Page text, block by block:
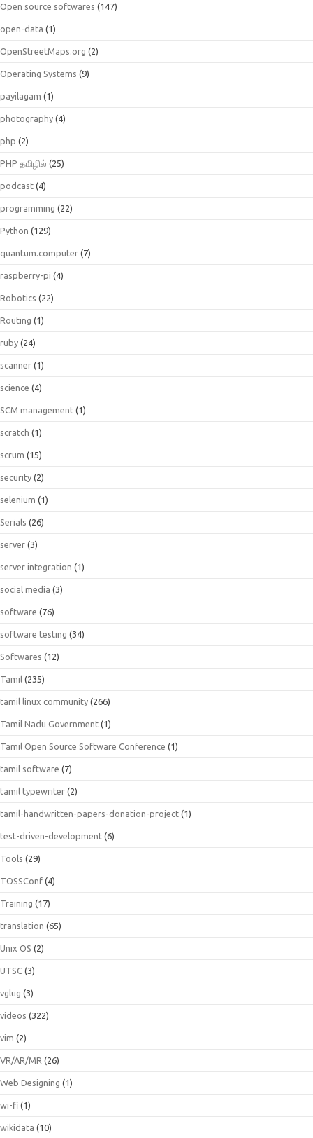
Open source softwares (147)
open-data (1)
OpenStreetMaps.org (2)
Operating Systems (9)
payilagam (1)
photography (4)
php (2)
PHP தமிழில் (25)
podcast (4)
programming (22)
Python (129)
quantum.computer (7)
raspberry-pi (4)
Robotics (22)
Routing (1)
ruby (24)
scanner (1)
science (4)
SCM management (1)
scratch (1)
scrum (15)
security (2)
selenium (1)
Serials (26)
server (3)
server integration (1)
social media (3)
software (76)
software testing (34)
Softwares (12)
Tamil (235)
tamil linux community (266)
Tamil Nadu Government (1)
Tamil Open Source Software Conference (1)
tamil software (7)
tamil typewriter (2)
tamil-handwritten-papers-donation-project (1)
test-driven-development (6)
Tools (29)
TOSSConf (4)
Training (17)
translation (65)
Unix OS (2)
UTSC (3)
vglug (3)
videos (322)
vim (2)
VR/AR/MR (26)
Web Designing (1)
wi-fi (1)
wikidata (10)